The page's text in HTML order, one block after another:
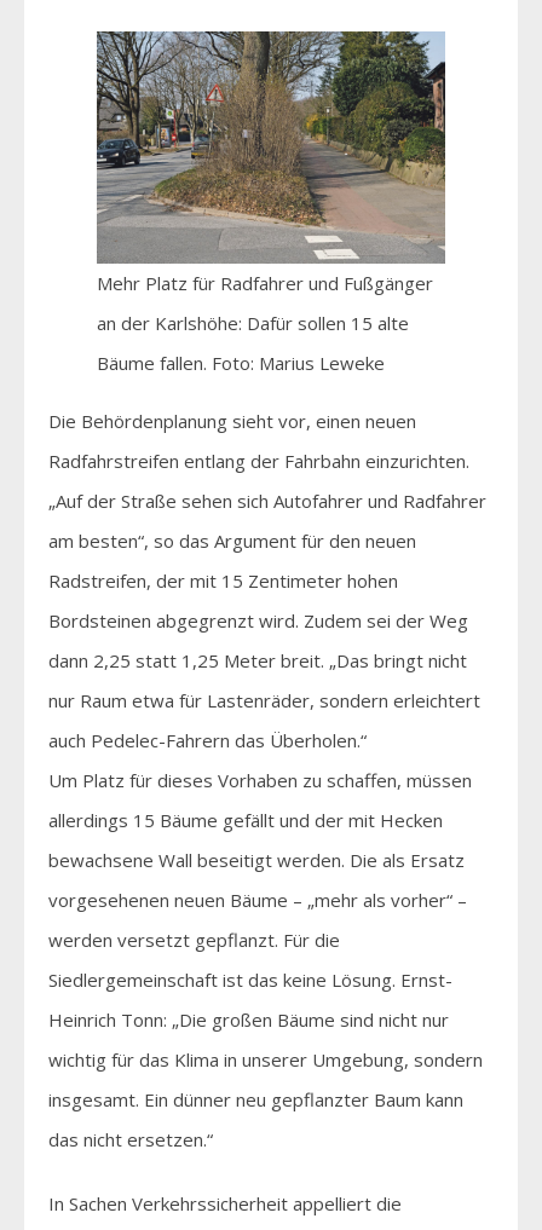
Mehr Platz für Radfahrer und Fußgänger
an der Karlshöhe: Dafür sollen 15 alte
Bäume fallen. Foto: Marius Leweke
Die Behördenplanung sieht vor, einen neuen
Radfahrstreifen entlang der Fahrbahn einzurichten.
„Auf der Straße sehen sich Autofahrer und Radfahrer
am besten“, so das Argument für den neuen
Radstreifen, der mit 15 Zentimeter hohen
Bordsteinen abgegrenzt wird. Zudem sei der Weg
dann 2,25 statt 1,25 Meter breit. „Das bringt nicht
nur Raum etwa für Lastenräder, sondern erleichtert
auch Pedelec-Fahrern das Überholen.“
Um Platz für dieses Vorhaben zu schaffen, müssen
allerdings 15 Bäume gefällt und der mit Hecken
bewachsene Wall beseitigt werden. Die als Ersatz
vorgesehenen neuen Bäume – „mehr als vorher“ –
werden versetzt gepflanzt. Für die
Siedlergemeinschaft ist das keine Lösung. Ernst-
Heinrich Tonn: „Die großen Bäume sind nicht nur
wichtig für das Klima in unserer Umgebung, sondern
insgesamt. Ein dünner neu gepflanzter Baum kann
das nicht ersetzen.“
In Sachen Verkehrssicherheit appelliert die